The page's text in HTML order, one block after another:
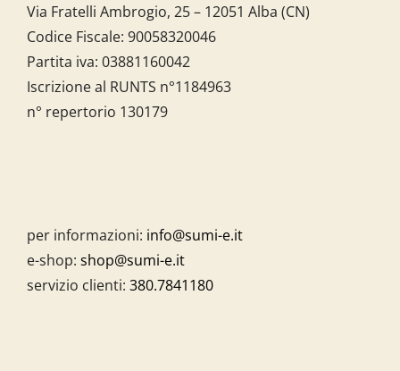
Via Fratelli Ambrogio, 25 – 12051 Alba (CN)
Codice Fiscale: 90058320046
Partita iva: 03881160042
Iscrizione al RUNTS n°1184963
n° repertorio 130179
per informazioni: info@sumi-e.it
e-shop: shop@sumi-e.it
servizio clienti: 380.7841180